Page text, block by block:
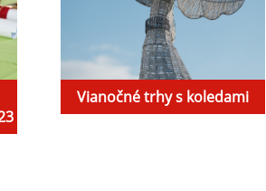
Vianočné trhy s koledami